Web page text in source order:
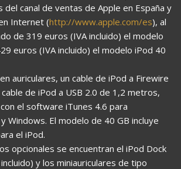
canal de ventas de Apple en España y
Internet (http://www.apple.com/es), al
de 319 euros (IVA incluido) el modelo
euros (IVA incluido) el modelo iPod 40
auriculares, un cable de iPod a Firewire
de iPod a USB 2.0 de 1,2 metros,
el software iTunes 4.6 para
Windows. El modelo de 40 GB incluye
el iPod.
opcionales se encuentran el iPod Dock
y los miniauriculares de tipo